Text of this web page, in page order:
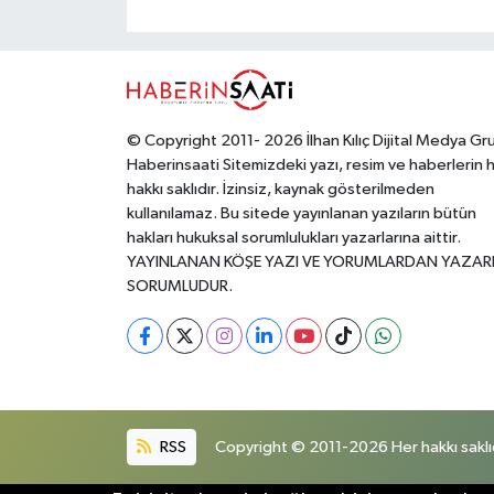
© Copyright 2011- 2026 İlhan Kılıç Dijital Medya
Haberinsaati Sitemizdeki yazı, resim ve haberlerin
hakkı saklıdır. İzinsiz, kaynak gösterilmeden
kullanılamaz. Bu sitede yayınlanan yazıların bütün
hakları hukuksal sorumlulukları yazarlarına aittir.
YAYINLANAN KÖŞE YAZI VE YORUMLARDAN
SORUMLUDUR.
RSS Copyright © 2011-2026 Her hakkı